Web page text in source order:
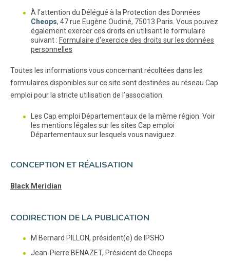
À l’attention du Délégué à la Protection des Données
Cheops, 47 rue Eugène Oudiné, 75013 Paris. Vous pouvez
également exercer ces droits en utilisant le formulaire
suivant : Formulaire d'exercice des droits sur les données
personnelles
Toutes les informations vous concernant récoltées dans les
formulaires disponibles sur ce site sont destinées au réseau Cap
emploi pour la stricte utilisation de l’association.
Les Cap emploi Départementaux de la même région. Voir
les mentions légales sur les sites Cap emploi
Départementaux sur lesquels vous naviguez.
CONCEPTION ET RÉALISATION
Black Meridian
CODIRECTION DE LA PUBLICATION
M Bernard PILLON, président(e) de IPSHO
Jean-Pierre BENAZET, Président de Cheops